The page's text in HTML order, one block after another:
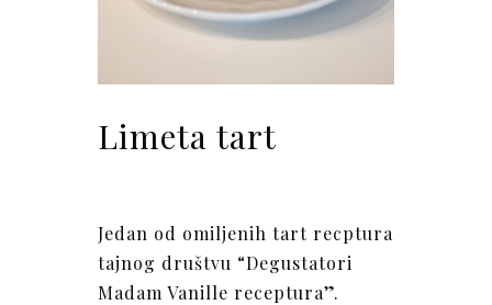
Limeta tart
Jedan od omiljenih tart recptura
tajnog društvu “Degustatori
Madam Vanille receptura”.